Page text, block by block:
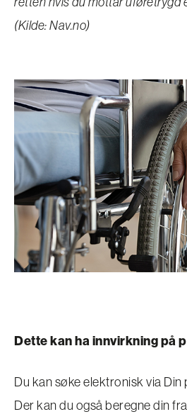
(Kilde: Nav.no)
Dette kan ha innvirkning på
Du kan søke elektronisk via Din
Der kan du også beregne din